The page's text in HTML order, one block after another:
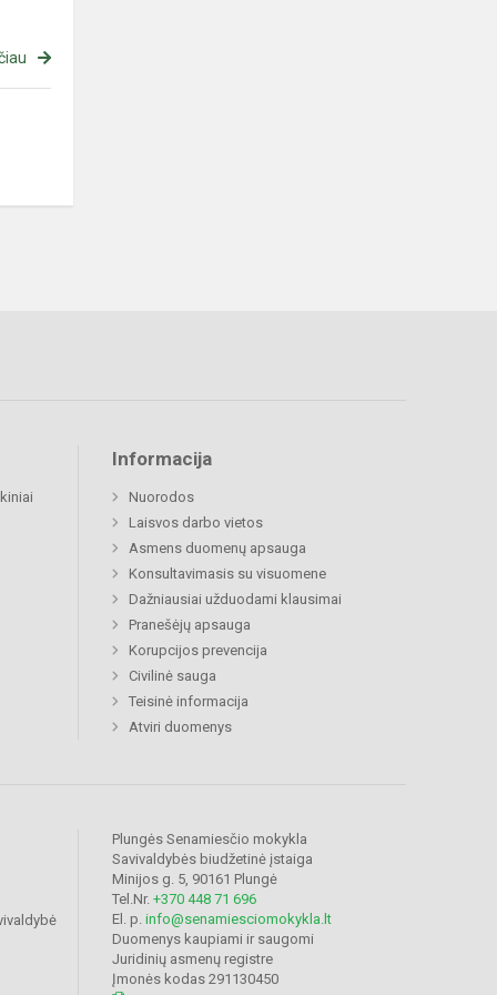
Informacija
Nuorodos
Laisvos darbo vietos
Asmens duomenų apsauga
Konsultavimasis su visuomene
Dažniausiai užduodami klausimai
Pranešėjų apsauga
Korupcijos prevencija
Civilinė sauga
Teisinė informacija
Atviri duomenys
Plungės Senamiesčio mokykla
Savivaldybės biudžetinė įstaiga
Minijos g. 5, 90161 Plungė
Tel.Nr. +370 448 71 696
El. p. info@senamiesciomokykla.lt
Duomenys kaupiami ir saugomi
Juridinių asmenų registre
Įmonės kodas 291130450